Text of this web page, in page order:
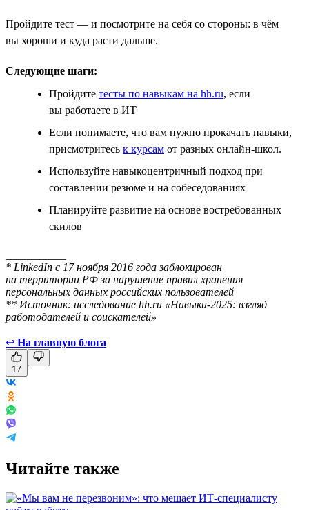
Пройдите тест — и посмотрите на себя со стороны: в чём
вы хороши и куда расти дальше.
Следующие шаги:
Пройдите тесты по навыкам на hh.ru, если
вы работаете в ИТ
Если понимаете, что вам нужно прокачать навыки,
присмотритесь к курсам от разных онлайн-школ.
Используйте навыкоцентричный подход при
составлении резюме и на собеседованиях
Планируйте развитие на основе востребованных
скилов
* LinkedIn с 17 ноября 2016 года заблокирован
на территории РФ за нарушение правил хранения
персональных данных российских пользователей
** Источник: исследование hh.ru «Навыки-2025: взгляд
работодателей и соискателей»
↩ На главную блога
17
Читайте также